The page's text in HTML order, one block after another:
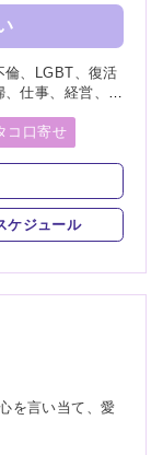
倫、LGBT、復活
仕事、経営、適
コ口寄せ
ケジュール
を言い当て、愛